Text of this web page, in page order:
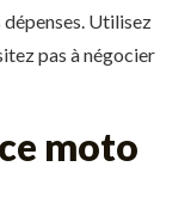
dépenses. Utilisez
pas à négocier
moto